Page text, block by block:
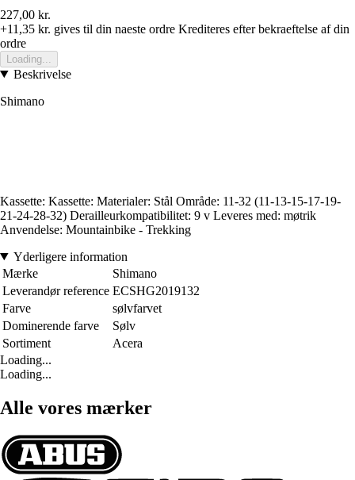
227,00 kr.
+11,35 kr. gives til din naeste ordre Krediteres efter bekraeftelse af din
ordre
Loading...
Beskrivelse
Shimano
Kassette: Kassette: Materialer: Stål Område: 11-32 (11-13-15-17-19-
21-24-28-32) Derailleurkompatibilitet: 9 v Leveres med: møtrik
Anvendelse: Mountainbike - Trekking
Yderligere information
Mærke
Shimano
Leverandør reference ECSHG2019132
Farve
sølvfarvet
Dominerende farve
Sølv
Sortiment
Acera
Loading...
Loading...
Alle vores mærker